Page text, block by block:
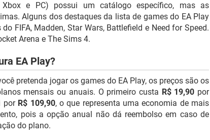
Xbox e PC) possui um catálogo específico, mas as
Alguns dos destaques da lista de games do EA Play
FIFA, Madden, Star Wars, Battlefield e Need for Speed.
Arena e The Sims 4.
EA Play?
pretenda jogar os games do EA Play, os preços são os
mensais ou anuais. O primeiro custa R$ 19,90 por
por R$ 109,90, o que representa uma economia de mais
pois a opção anual não dá reembolso em caso de
do plano.